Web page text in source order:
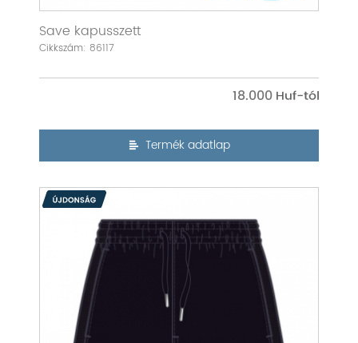
Save kapusszett
Cikkszám: 86117
18.000
Termék adatlap